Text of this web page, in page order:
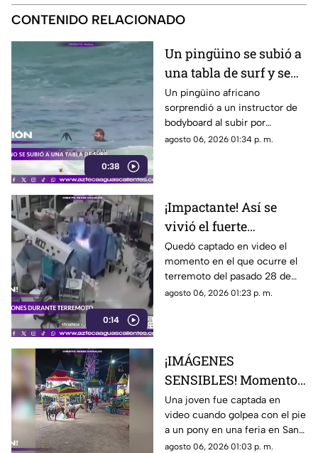
CONTENIDO RELACIONADO
0:38
Un pingüino se subió a
una tabla de surf y se
viraliza
Un pingüino africano
sorprendió a un instructor de
bodyboard al subir por
iniciativa propia a su tabla y
agosto 06, 2026 01:34 p. m.
0:14
¡Impactante! Así se
vivió el fuerte
terremoto en el
quirófano de un
hospital
Quedó captado en video el
momento en el que ocurre el
terremoto del pasado 28 de
julio en Japón al interior de un
agosto 06, 2026 01:23 p. m.
¡IMÁGENES
SENSIBLES! Momento
en el que mujer golpea
a un pony durante una
feria
Una joven fue captada en
video cuando golpea con el pie
a un pony en una feria en San
Luis Potosí; el hecho ha
agosto 06, 2026 01:03 p. m.